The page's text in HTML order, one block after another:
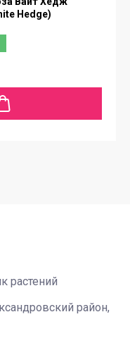
Hedge)
растений
район,